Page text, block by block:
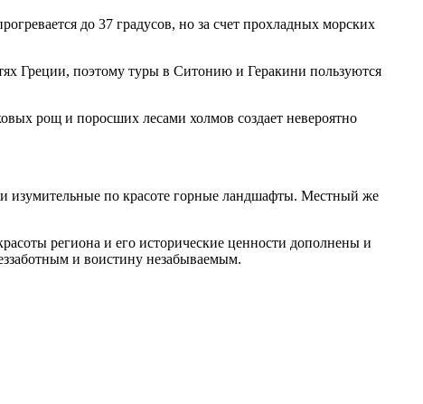
до 37 градусов, но за счет прохладных морских
Греции, поэтому туры в Ситонию и Геракини пользуются
рощ и поросших лесами холмов создает невероятно
изумительные по красоте горные ландшафты. Местный же
региона и его исторические ценности дополнены и
и воистину незабываемым.